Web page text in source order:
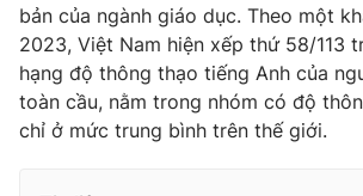
VTV Money VTV Thể
VTV Sức khoẻ Bất động
bản của ngành giáo dục. Theo một
2023, Việt Nam hiện xếp thứ 58/113
hạng độ thông thạo tiếng Anh của
toàn cầu, nằm trong nhóm có độ
chỉ ở mức trung bình trên thế giới.